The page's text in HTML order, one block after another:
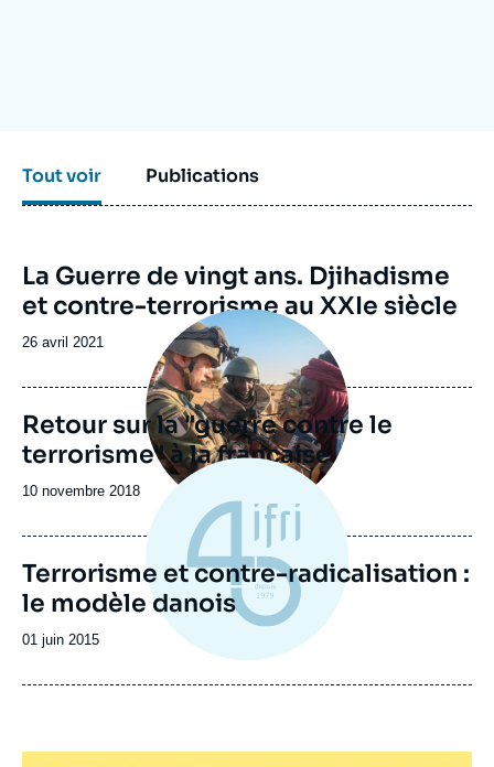
Tout voir Publications
La Guerre de vingt ans. Djihadisme
et contre-terrorisme au XXIe siècle
Date
publication
26 avril 2021
Image
principale
Retour sur la "guerre contre le
terrorisme" à la française
Date
publication
10 novembre 2018
Terrorisme et contre-radicalisation :
le modèle danois
Date
publication
01 juin 2015